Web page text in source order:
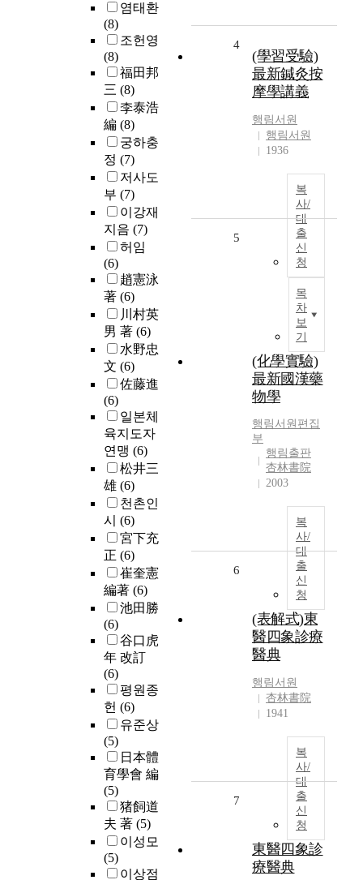
염태환
(8)
조헌영
(8)
福田邦
三 (8)
李泰浩
編 (8)
궁하충
정 (7)
저사도
부 (7)
이강재
지음 (7)
허임
(6)
趙憲泳
著 (6)
川村英
男 著 (6)
水野忠
文 (6)
佐藤進
(6)
일본체
육지도자
연맹 (6)
松井三
雄 (6)
천촌인
시 (6)
宮下充
正 (6)
崔奎憲
編著 (6)
池田勝
(6)
谷口虎
年 改訂
(6)
평원종
헌 (6)
유준상
(5)
日本體
育學會 編
(5)
猪飼道
夫 著 (5)
이성모
(5)
이상점
4
(學習受驗)
最新鍼灸按
摩學講義
행림서원
행림서원
1936
복
사/
대
출
신
청
목
차
보
기
5
(化學實驗)
最新國漢藥
物學
행림서원편집
부
행림출판
杏林書院
2003
복
사/
대
출
신
청
6
(表解式)東
醫四象診療
醫典
행림서원
杏林書院
1941
복
사/
대
출
신
청
7
東醫四象診
療醫典